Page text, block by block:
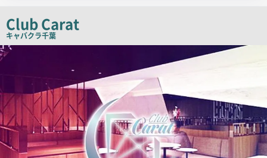
ー
Club Carat
キャバクラ千葉
店
舗